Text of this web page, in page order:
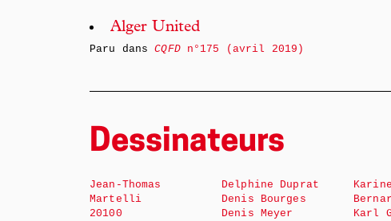
Alger United
Paru dansCQFDn°175 (avril 2019)
Dessinateurs
Jean-Thomas
Martelli
20100
Delphine Duprat
Denis Bourges
Denis Meyer
Karine
Karl